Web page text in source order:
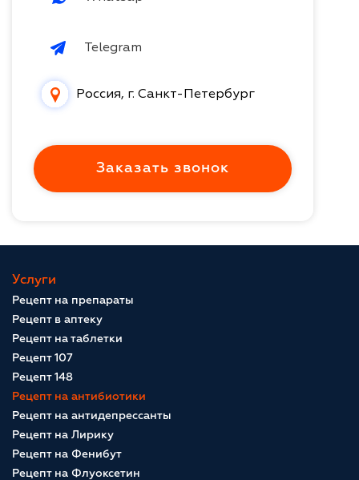
Telegram
Россия, г. Санкт-Петербург
Заказать звонок
Услуги
Рецепт на препараты
Рецепт в аптеку
Рецепт на таблетки
Рецепт 107
Рецепт 148
Рецепт на антибиотики
Рецепт на антидепрессанты
Рецепт на Лирику
Рецепт на Фенибут
Рецепт на Флуоксетин